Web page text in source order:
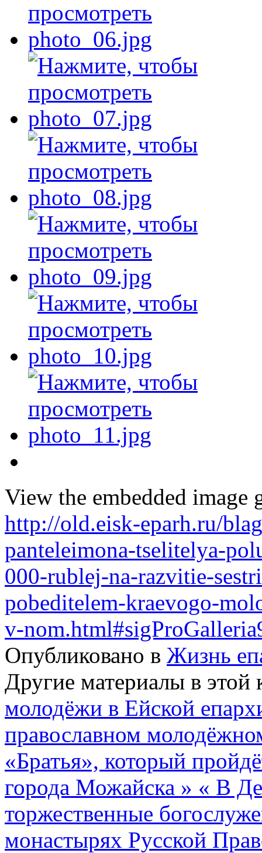
View the embedded image
http://old.eisk-eparh.ru/
panteleimona-tselitelya-
000-rublej-na-razvitie-
pobeditelem-kraevogo-
v-
Опубликовано в Жизнь
Другие материалы в этой
молодёжи в Ейской
православном
«Братья», который
города Можайска » « В
торжественные
монастырях Русской